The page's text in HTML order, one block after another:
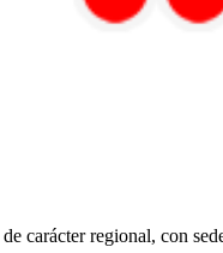
carácter regional, con